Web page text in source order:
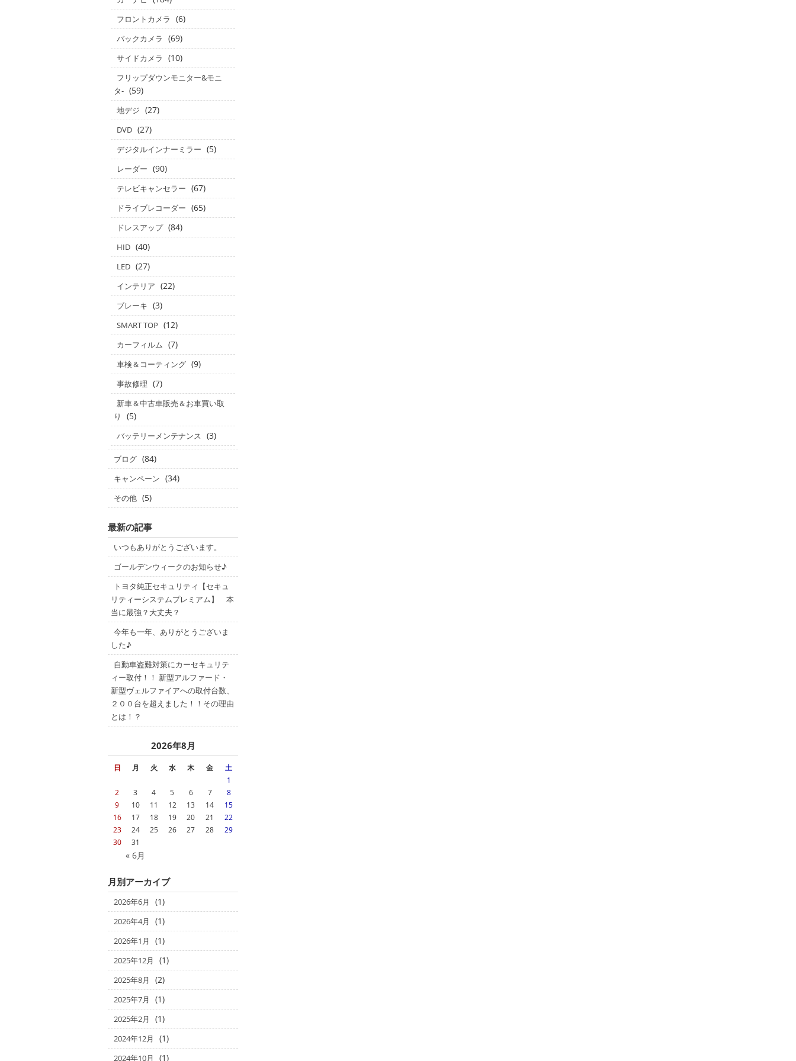
フロントカメラ (6)
バックカメラ (69)
サイドカメラ (10)
フリップダウンモニター&モニ
タ‐ (59)
地デジ (27)
DVD (27)
デジタルインナーミラー (5)
レーダー (90)
テレビキャンセラー (67)
ドライブレコーダー (65)
ドレスアップ (84)
HID (40)
LED (27)
インテリア (22)
ブレーキ (3)
SMART TOP (12)
カーフィルム (7)
車検＆コーティング (9)
事故修理 (7)
新車＆中古車販売＆お車買い取
り
(5)
バッテリーメンテナンス (3)
ブログ (84)
キャンペーン (34)
その他 (5)
最新の記事
いつもありがとうございます。
ゴールデンウィークのお知らせ♪
トヨタ純正セキュリティ【セキュ
リティーシステムプレミアム】 本
当に最強？大丈夫？
今年も一年、ありがとうございま
した♪
自動車盗難対策にカーセキュリテ
ィー取付！！ 新型アルファード・
新型ヴェルファイアへの取付台数、
２００台を超えました！！その理由
とは！？
2026年8月
日 月 火 水 木 金 土
« 6月
1
2
3 4 5 6 7
8
9
10 11 12 13 14
15
16
17 18 19 20 21
22
23
24 25 26 27 28
29
30
31
月別アーカイブ
2026年6月 (1)
2026年4月 (1)
2026年1月 (1)
2025年12月 (1)
2025年8月 (2)
2025年7月 (1)
2025年2月 (1)
2024年12月 (1)
2024年10月 (1)